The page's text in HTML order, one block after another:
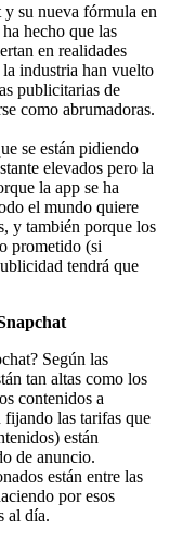
su nueva fórmula en
hecho que las
en realidades
industria han vuelto
publicitarias de
como abrumadoras.
se están pidiendo
elevados pero la
la app se ha
el mundo quiere
y también porque los
prometido (si
tendrá que
Según las
tan altas como los
contenidos a
fijando las tarifas que
están
de anuncio.
están entre las
por esos
al día.